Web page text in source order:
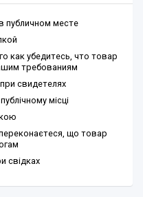
публичном месте
как убедитесь, что товар
требованиям
свидетелях
місці
що товар
свідках